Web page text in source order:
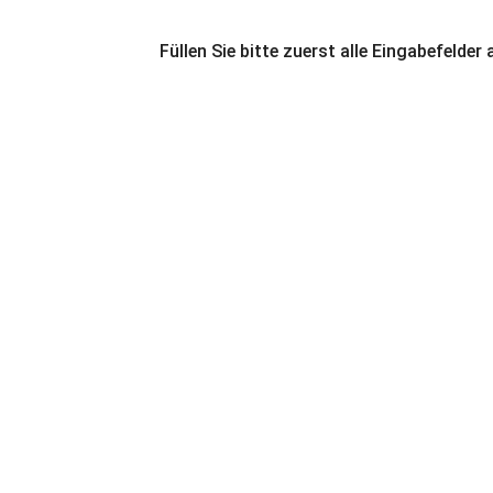
Füllen Sie bitte zuerst alle Eingabefelder